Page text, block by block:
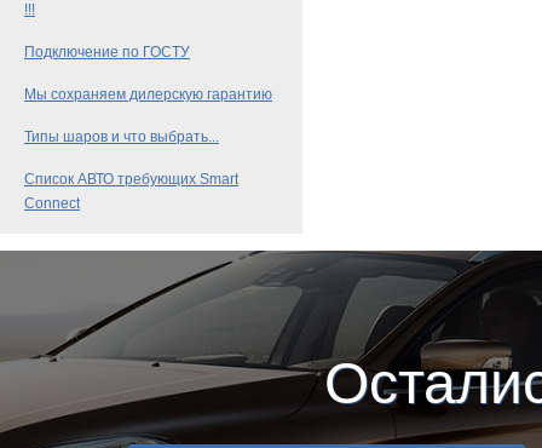
!!!
Подключение по ГОСТУ
Мы сохраняем дилерскую гарантию
Типы шаров и что выбрать...
Список АВТО требующих Smart
Connect